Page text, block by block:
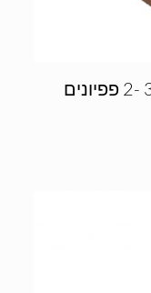
מגפי האגג דגם 3280 -2 פפיונים UGG